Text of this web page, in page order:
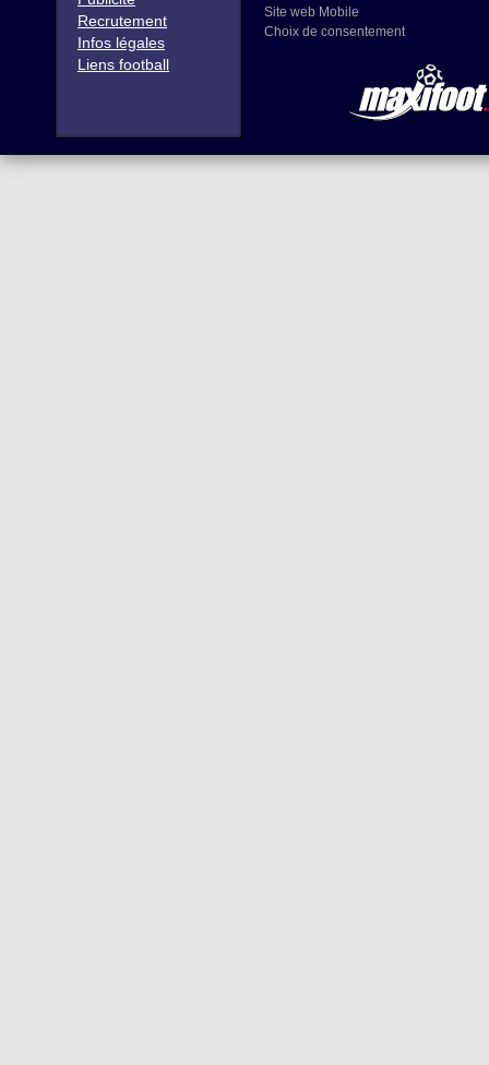
Recrutement
Infos légales
Liens football
Site web Mobile
Choix de consentement